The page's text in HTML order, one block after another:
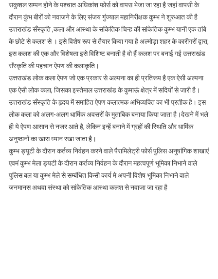
News।।
सकुशल सम्पन होने के पश्चात अधिकांश फोर्स को वापस भेजा जा रहा है जहां वापसी के
दौरान कुंभ बीरों को नवाजने के लिए संजय गुंज्याल महानिरीक्षक कुम्भ ने शुरुआत की है
उत्तराखंड सँस्कृति ,कला और आस्था के सांकेतिक चिन्ह की सांकेतिक कुम्भ यानी एक तांबे
के छोटे से कलश से । इसे विशेष रूप से तैयार किया गया है अल्मोड़ा शहर के कारीगरों द्वारा,
इस कलश की एक और विशेषता इसे विशिष्ट बनाती है वो हैं कलश पर बनाई गई उत्तराखंड
सँस्कृति की पहचान ऐपण की कलाकृति।
उत्तराखंड लोक कला ऐपण जो एक प्रकार से अल्पना का ही प्रतिरूप है एक ऐसी अल्पना
एक ऐसी लोक कला, जिसका इस्तेमाल उत्तराखंड के कुमाऊं क्षेत्र में सदियों से जारी है।
उत्तराखंड सँस्कृति के हृदय में समाहित ऐपण कलात्मक अभिव्यक्ति का भी प्रतीक है। इस
लोक कला को अलग-अलग धार्मिक अवसरों के मुताबिक बनाया किया जाता है।देखने में भले
ही ये ऐपण आसान से नजर आते है, लेकिन इन्हें बनाने में ग्रहों की स्थिति और धार्मिक
अनुष्ठानों का खास ध्यान रखा जाता है।
कुम्भ ड्यूटी के दौरान कर्तव्य निर्वहन करने वाले पैरामिलेट्री फोर्स पुलिस अनुषांगिक शाखाएं
एवमं कुम्भ मेला ड्यटी के दौरान कर्तव्य निर्वहन के दौरान महत्वपूर्ण भूमिका निभाने वाले
पुलिस बल या कुम्भ मेले से सम्बंधित किसी कार्य मे अपनी विशेष भूमिका निभाने वाले
जनमानस अथवा संस्था को सांकेतिक आस्था कलश से नवाजा जा रहा है